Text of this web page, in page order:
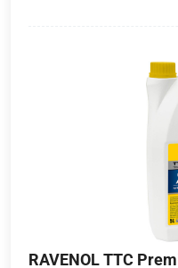
RAVENOL TTC